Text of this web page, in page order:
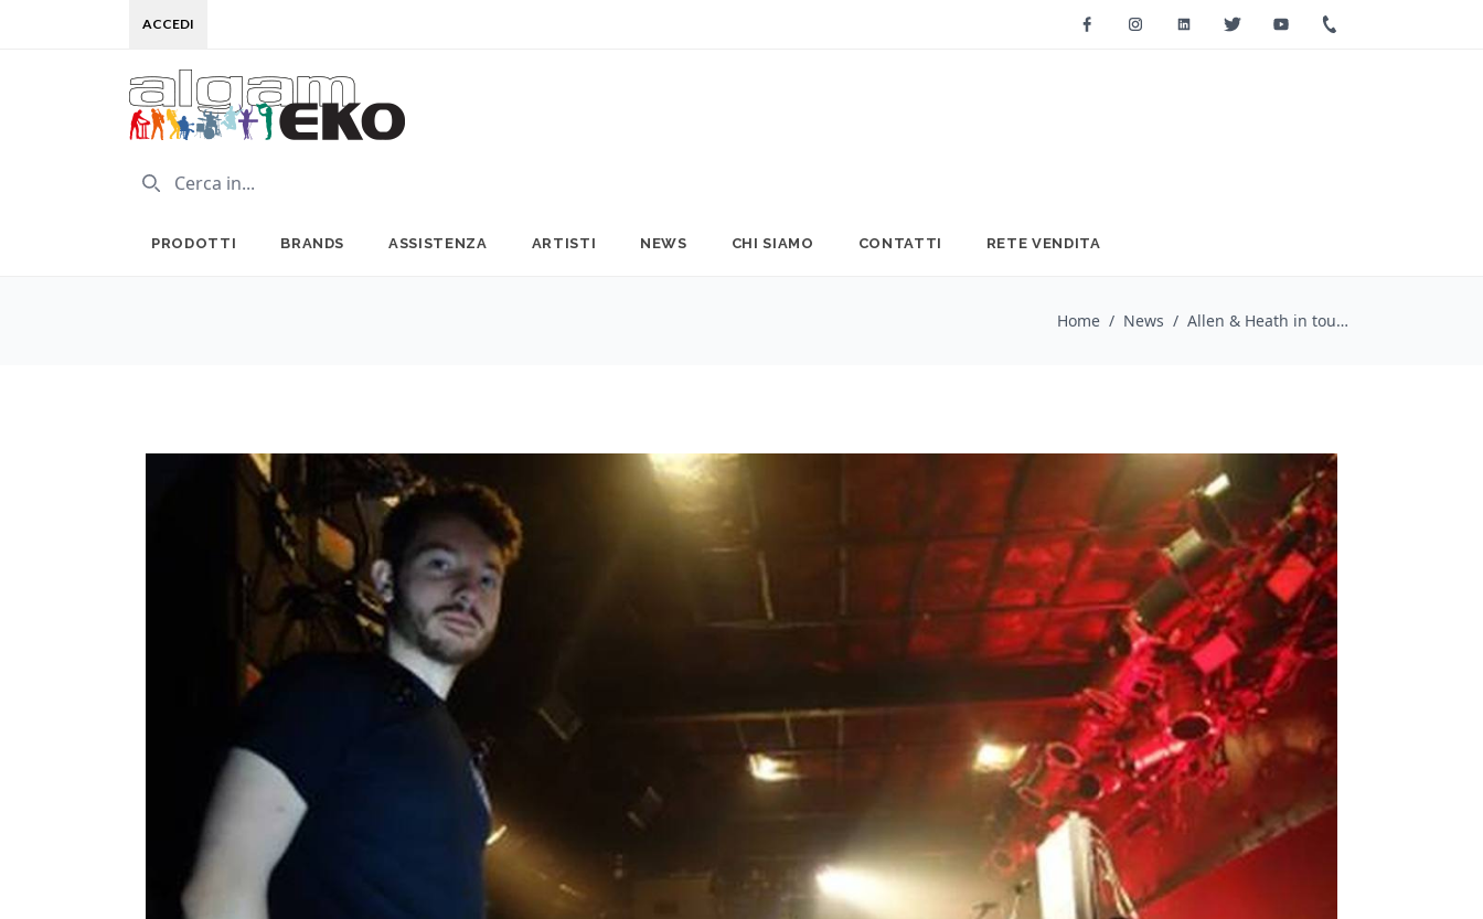
ACCEDI FacebookInstagramLinkedinTwitter Youtube
PRODOTTI BRANDS ASSISTENZA ARTISTI NEWS CHI SIAMO CONTATTI RETE VENDITA
Home / News / Allen & Heath in tour con gli Enter Shakari